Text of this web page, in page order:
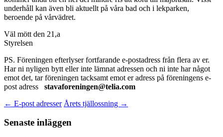
underhåll kan även bli aktuellt på våra bad och i lekparken,
beroende på vårvädret.
Väl mött den 21,a
Styrelsen
PS. Föreningen efterlyser fortfarande e-postadress från flera av er.
Har ni nyligen bytt eller inte lämnat adressen och ni inte har något
emot det, tar föreningen tacksamt emot er adress på föreningens e-
post adress
stavaforeningen@telia.com
Inläggsnavigering
← E-post adresser Årets tjällossning →
Senaste inläggen